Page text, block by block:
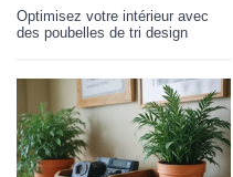
Optimisez votre intérieur avec
des poubelles de tri design